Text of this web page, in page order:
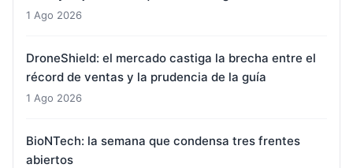
1 Ago 2026
DroneShield: el mercado castiga la brecha entre el
récord de ventas y la prudencia de la guía
1 Ago 2026
BioNTech: la semana que condensa tres frentes
abiertos